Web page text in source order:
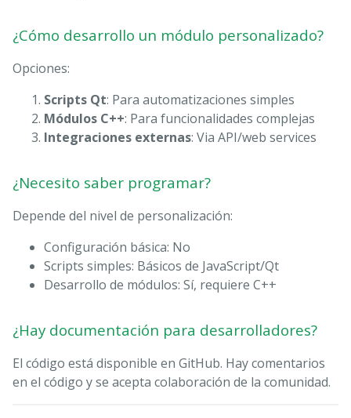
¿Cómo desarrollo un módulo personalizado?
Opciones:
Scripts Qt: Para automatizaciones simples
Módulos C++: Para funcionalidades complejas
Integraciones externas: Via API/web services
¿Necesito saber programar?
Depende del nivel de personalización:
Configuración básica: No
Scripts simples: Básicos de JavaScript/Qt
Desarrollo de módulos: Sí, requiere C++
¿Hay documentación para desarrolladores?
El código está disponible en GitHub. Hay comentarios
en el código y se acepta colaboración de la comunidad.